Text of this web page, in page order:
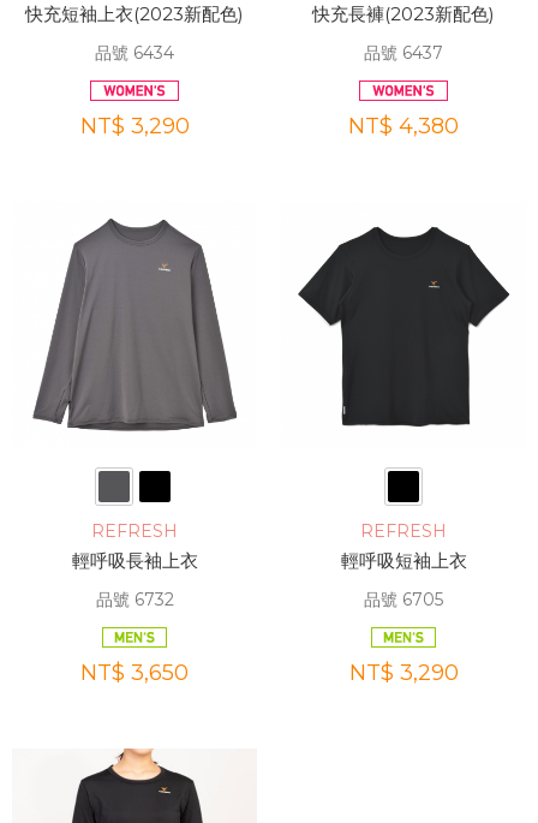
快充短袖上衣(2023新配色)
品號 6434
NT$ 3,290
快充長褲(2023新配色)
品號 6437
NT$ 4,380
REFRESH
輕呼吸長袖上衣
品號 6732
NT$ 3,650
REFRESH
輕呼吸短袖上衣
品號 6705
NT$ 3,290